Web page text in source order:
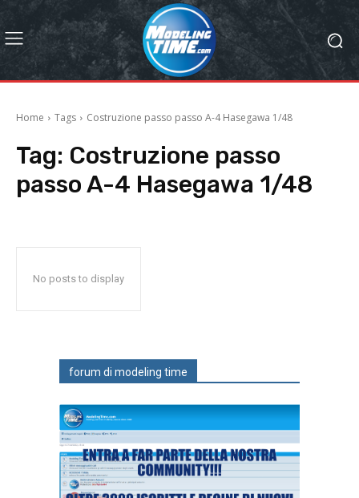
Home Tags Costruzione passo passo A-4 Hasegawa 1/48
Tag: Costruzione passo
passo A-4 Hasegawa 1/48
No posts to display
forum di modeling time